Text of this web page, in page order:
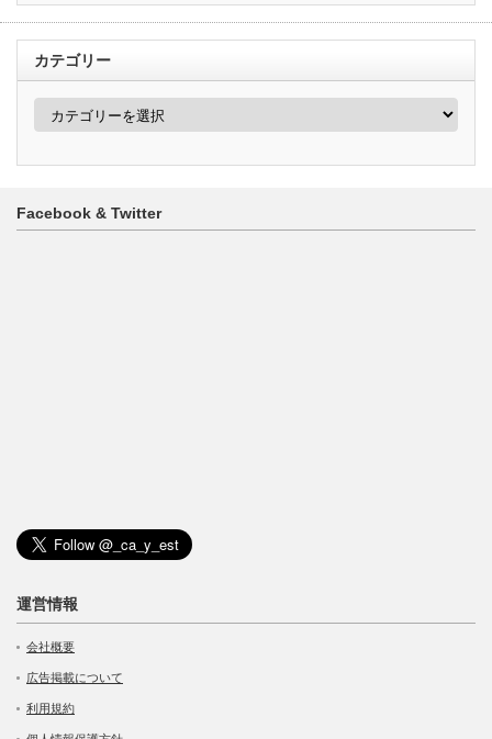
カテゴリー
カ
ー
Facebook & Twitter
運営情報
会社概要
広告掲載について
利用規約